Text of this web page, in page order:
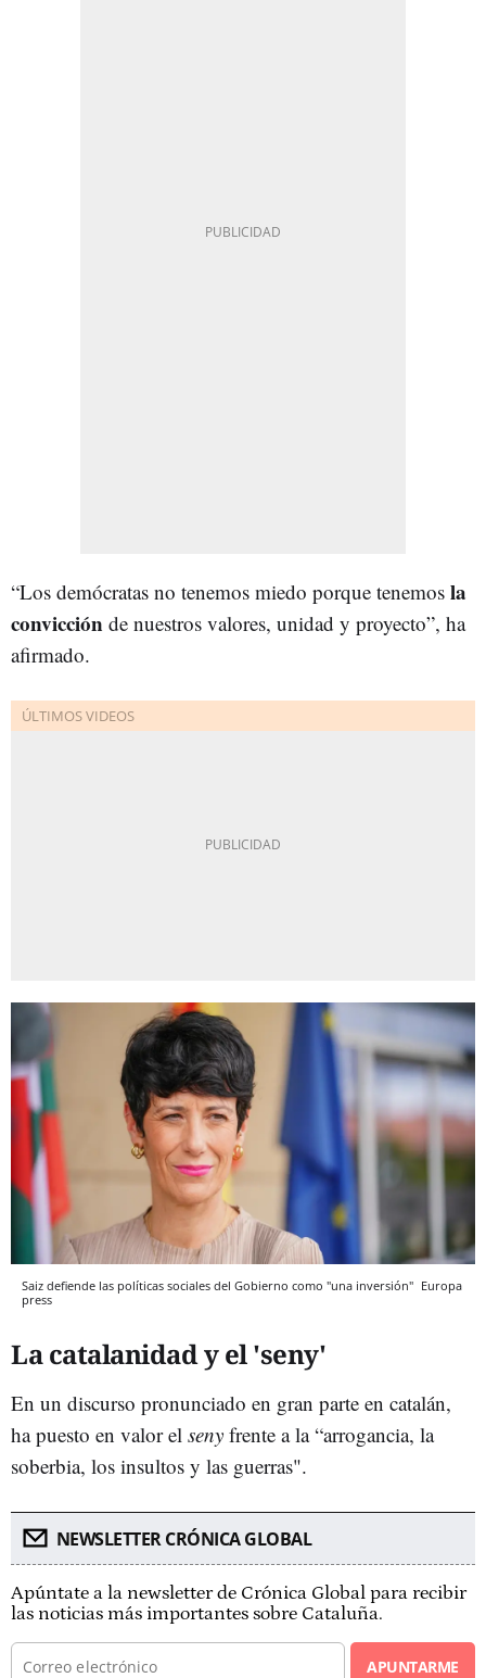
“Los demócratas no tenemos miedo porque tenemos la
convicción de nuestros valores, unidad y proyecto”, ha
afirmado.
Saiz defiende las políticas sociales del Gobierno como "una inversión" Europa
press
La catalanidad y el 'seny'
En un discurso pronunciado en gran parte en catalán,
ha puesto en valor el seny frente a la “arrogancia, la
soberbia, los insultos y las guerras".
NEWSLETTER CRÓNICA GLOBAL
Apúntate a la newsletter de Crónica Global para recibir
las noticias más importantes sobre Cataluña.
APUNTARME